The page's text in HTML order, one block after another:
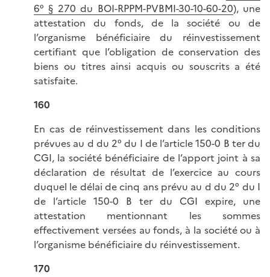
6° § 270 du BOI-RPPM-PVBMI-30-10-60-20), une
attestation du fonds, de la société ou de
l’organisme bénéficiaire du réinvestissement
certifiant que l’obligation de conservation des
biens ou titres ainsi acquis ou souscrits a été
satisfaite.
160
En cas de réinvestissement dans les conditions
prévues au d du 2° du I de l’article 150-0 B ter du
CGI, la société bénéficiaire de l’apport joint à sa
déclaration de résultat de l’exercice au cours
duquel le délai de cinq ans prévu au d du 2° du I
de l’article 150-0 B ter du CGI expire, une
attestation mentionnant les sommes
effectivement versées au fonds, à la société ou à
l’organisme bénéficiaire du réinvestissement.
170